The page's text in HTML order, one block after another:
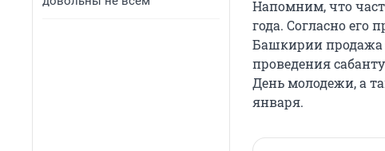
Напомним, что
года. Согласно
Башкирии продажа
проведения
День молодежи, а
января.